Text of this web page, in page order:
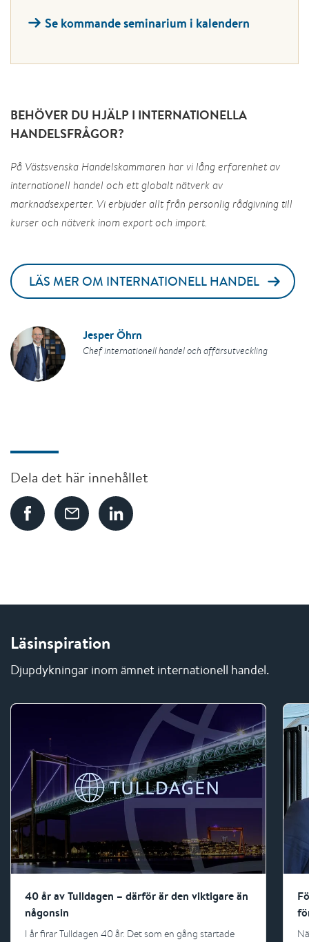
Dela det här innehållet
Se kommande seminarium i kalendern
BEHÖVER DU HJÄLP I INTERNATIONELLA
HANDELSFRÅGOR?
På Västsvenska Handelskammaren har vi lång erfarenhet av
internationell handel och ett globalt nätverk av
marknadsexperter. Vi erbjuder allt från personlig rådgivning till
kurser och nätverk inom export och import.
LÄS MER OM INTERNATIONELL HANDEL
Jesper Öhrn
Chef internationell handel och affärsutveckling
Läsinspiration
Djupdykningar inom ämnet internationell handel.
40 år av Tulldagen – därför är den viktigare än
någonsin
I år firar Tulldagen 40 år. Det som en gång startade